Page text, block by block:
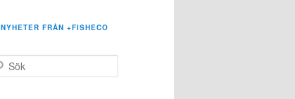
NYHETER FRÅN +FISHECO